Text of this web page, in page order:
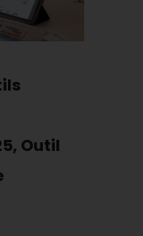
Outil